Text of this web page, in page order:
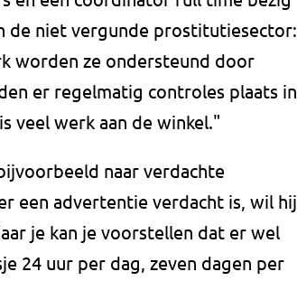
de niet vergunde prostitutiesector:
worden ze ondersteund door
er regelmatig controles plaats in
veel werk aan de winkel."
naar verdachte
een advertentie verdacht is, wil hij
je kan je voorstellen dat er wel
24 uur per dag, zeven dagen per